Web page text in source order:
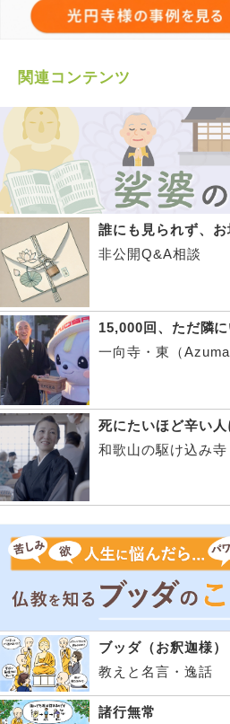
関連コンテンツ
誰にも見られず、
非公開Q&A相談
15,000回、ただ隣
一向寺・東（
死にたいほど辛い
和歌山の駆け込み
ブッダ（お釈迦様）
教えと名言・逸話
諸行無常